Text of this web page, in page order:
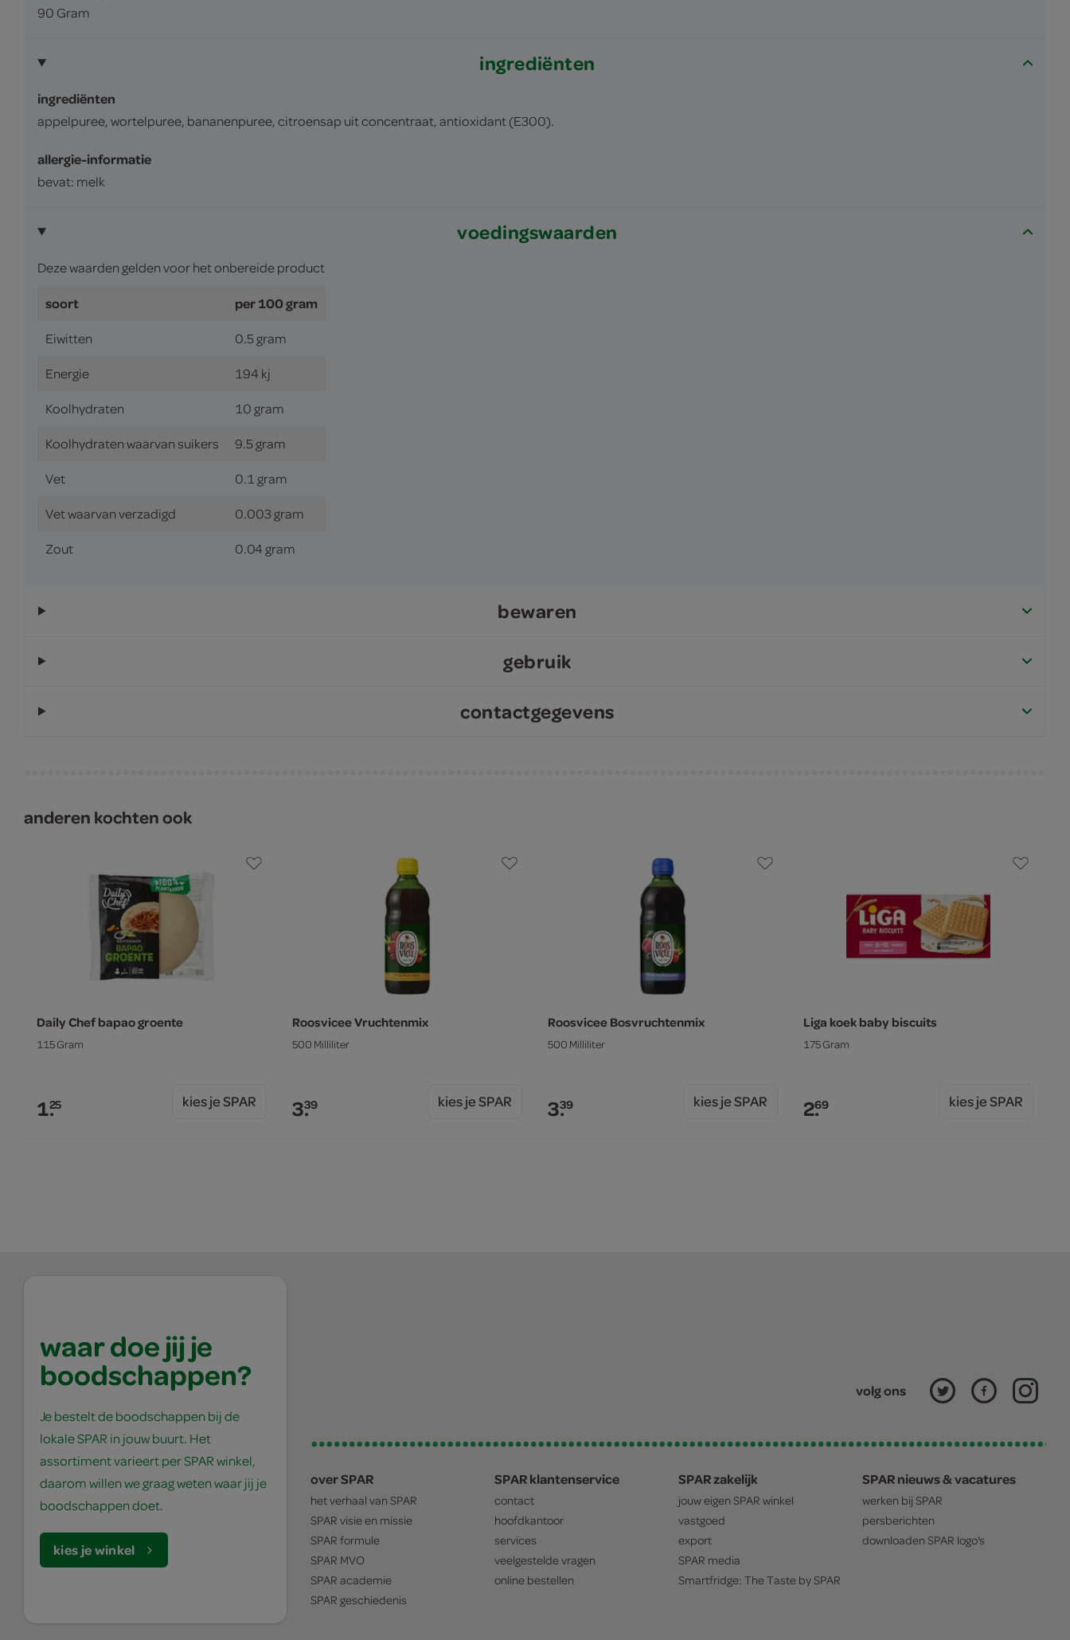
90 Gram
ingrediënten
ingrediënten
appelpuree, wortelpuree, bananenpuree, citroensap uit concentraat, antioxidant (E300).
allergie-informatie
bevat: melk
voedingswaarden
Deze waarden gelden voor het onbereide product
soort per 100 gram
Eiwitten 0.5 gram
Energie 194 kj
Koolhydraten 10 gram
Koolhydraten waarvan suikers 9.5 gram
Vet 0.1 gram
Vet waarvan verzadigd 0.003 gram
Zout 0.04 gram
bewaren
gebruik
contactgegevens
anderen kochten ook
Daily Chef bapao groente
115 Gram
1.25 kies je SPAR
Roosvicee Vruchtenmix
500 Milliliter
3.39 kies je SPAR
Roosvicee Bosvruchtenmix
500 Milliliter
3.39 kies je SPAR
Liga koek baby biscuits
175 Gram
2.69 kies je SPAR
waar doe jij je
boodschappen?
Je bestelt de boodschappen bij de
lokale SPAR in jouw buurt. Het
assortiment varieert per SPAR winkel,
daarom willen we graag weten waar jij je
boodschappen doet.
kies je winkel
volg ons
over SPAR
het verhaal van SPAR
SPAR visie en missie
SPAR formule
SPAR MVO
SPAR academie
SPAR geschiedenis
SPAR klantenservice
contact
hoofdkantoor
services
veelgestelde vragen
online bestellen
SPAR zakelijk
jouw eigen SPAR winkel
vastgoed
export
SPAR media
Smartfridge: The Taste bySPAR
SPAR nieuws & vacatures
werken bij SPAR
persberichten
downloaden SPAR logo's